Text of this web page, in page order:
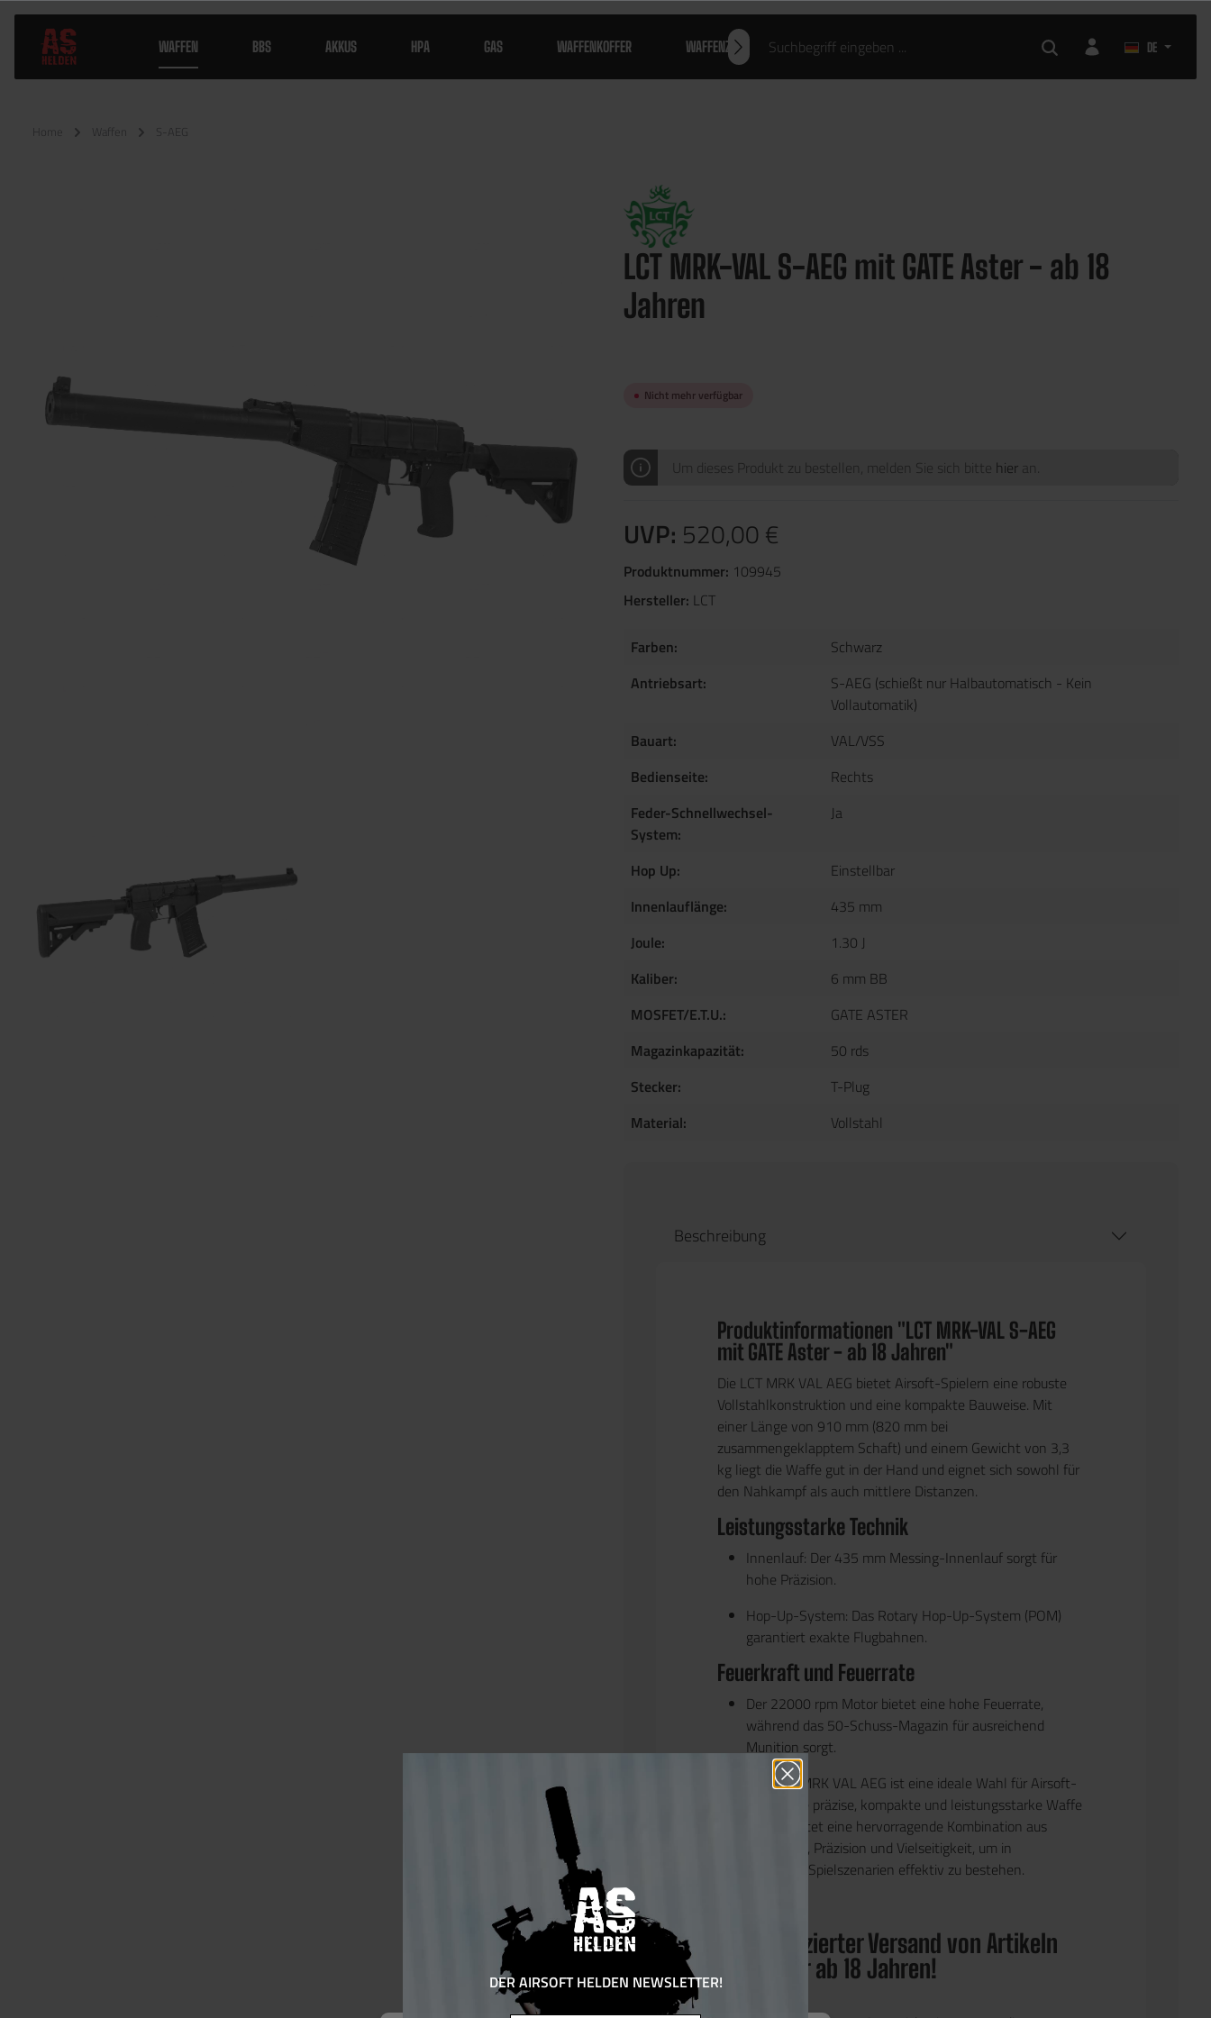
WAFFEN BBS AKKUS HPA GAS WAFFENKOFFER WAFFENZUBEHÖR KLEIDUNG DE
Home Waffen S-AEG
LCT MRK-VAL S-AEG mit GATE Aster - ab 18
Jahren
Nicht mehr verfügbar
Um dieses Produkt zu bestellen, melden Sie sich bitte hier an.
UVP: 520,00 €
Produktnummer: 109945
Hersteller: LCT
Farben:
Schwarz
Antriebsart:
S-AEG (schießt nur Halbautomatisch - Kein
Vollautomatik)
Bauart:
VAL/VSS
Bedienseite:
Rechts
Feder-Schnellwechsel-
System:
Ja
Hop Up:
Einstellbar
Innenlauflänge:
435 mm
Joule:
1.30 J
Kaliber:
6 mm BB
MOSFET/E.T.U.:
GATE ASTER
Magazinkapazität:
50 rds
Stecker:
T-Plug
Material:
Vollstahl
Beschreibung
Produktinformationen "LCT MRK-VAL S-AEG
mit GATE Aster - ab 18 Jahren"
Die LCT MRK VAL AEG bietet Airsoft-Spielern eine robuste
Vollstahlkonstruktion und eine kompakte Bauweise. Mit
einer Länge von 910 mm (820 mm bei
zusammengeklapptem Schaft) und einem Gewicht von 3,3
kg liegt die Waffe gut in der Hand und eignet sich sowohl für
den Nahkampf als auch mittlere Distanzen.
Leistungsstarke Technik
Innenlauf: Der 435 mm Messing-Innenlauf sorgt für
hohe Präzision.
Hop-Up-System: Das Rotary Hop-Up-System (POM)
garantiert exakte Flugbahnen.
Feuerkraft und Feuerrate
Der 22000 rpm Motor bietet eine hohe Feuerrate,
während das 50-Schuss-Magazin für ausreichend
Munition sorgt.
DieLCT MRK VAL AEG ist eine ideale Wahl für Airsoft-
präzise, kompakte und leistungsstarke Waffe
suchen. Sie bietet eine hervorragende Kombination aus
, Präzision und Vielseitigkeit, um in
verschiedenen Spielszenarien effektiv zu bestehen.
Unkomplizierter Versand von Artikeln
ab 16 oder ab 18 Jahren!
DER AIRSOFT HELDEN NEWSLETTER!